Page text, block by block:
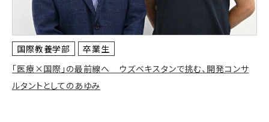
国際教養学部
卒業生
「医療×国際」の最前線へ ウズベキスタンで挑む、開発コンサ
ルタントとしてのあゆみ